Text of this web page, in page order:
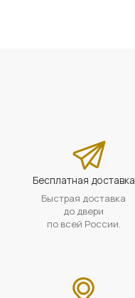
Бесплатная доставка
Быстрая доставка
до двери
по всей России.